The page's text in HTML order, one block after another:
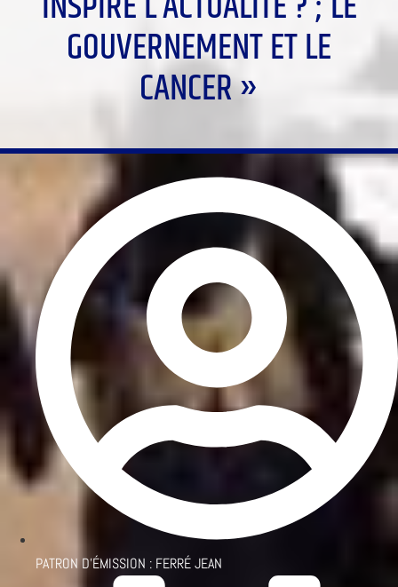
GOUVERNEMENT ET LE
CANCER »
PATRON D'ÉMISSION : FERRÉ JEAN